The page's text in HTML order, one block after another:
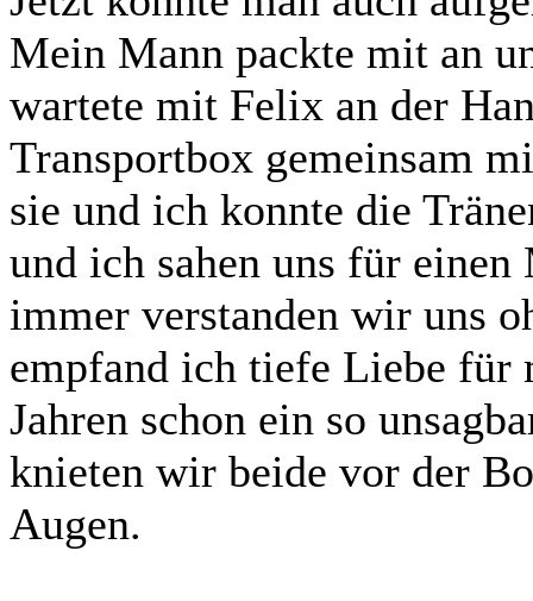
Mein Mann packte mit an
wartete mit Felix an der
Transportbox gemeinsam
sie und ich konnte die
und ich sahen uns für
immer verstanden wir uns
empfand ich tiefe Liebe für
Jahren schon ein so
knieten wir beide vor der
Augen.